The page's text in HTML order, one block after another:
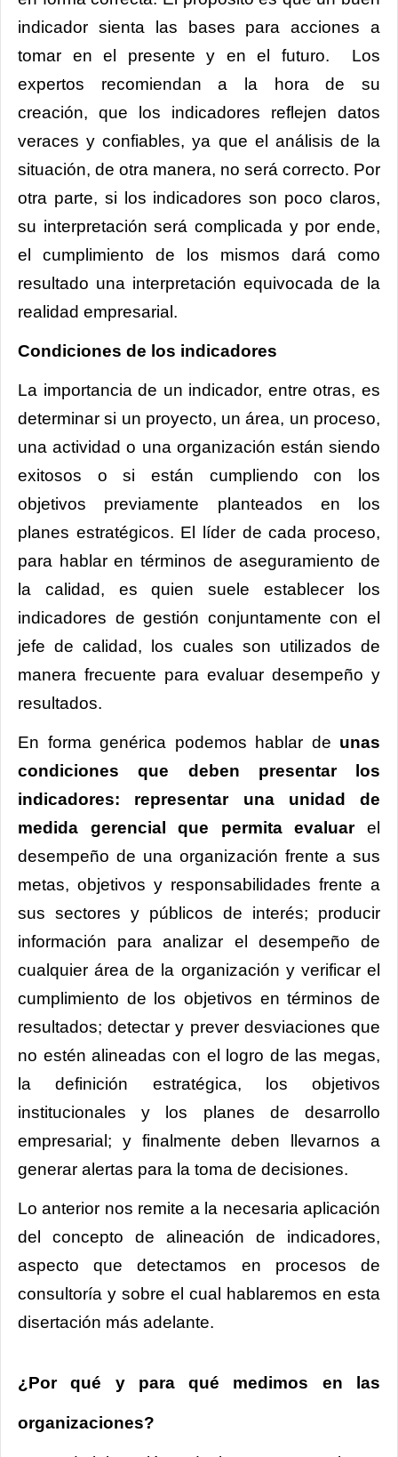
indicador sienta las bases para acciones a
tomar en el presente y en el futuro. Los
expertos recomiendan a la hora de su
creación, que los indicadores reflejen datos
veraces y confiables, ya que el análisis de la
situación, de otra manera, no será correcto. Por
otra parte, si los indicadores son poco claros,
su interpretación será complicada y por ende,
el cumplimiento de los mismos dará como
resultado una interpretación equivocada de la
realidad empresarial.
Condiciones de los indicadores
La importancia de un indicador, entre otras, es
determinar si un proyecto, un área, un proceso,
una actividad o una organización están siendo
exitosos o si están cumpliendo con los
objetivos previamente planteados en los
planes estratégicos. El líder de cada proceso,
para hablar en términos de aseguramiento de
la calidad, es quien suele establecer los
indicadores de gestión conjuntamente con el
jefe de calidad, los cuales son utilizados de
manera frecuente para evaluar desempeño y
resultados.
En forma genérica podemos hablar de unas
condiciones que deben presentar los
indicadores: representar una unidad de
medida gerencial que permita evaluarel
desempeño de una organización frente a sus
metas, objetivos y responsabilidades frente a
sus sectores y públicos de interés; producir
información para analizar el desempeño de
cualquier área de la organización y verificar el
cumplimiento de los objetivos en términos de
resultados; detectar y prever desviaciones que
no estén alineadas con el logro de las megas,
la definición estratégica, los objetivos
institucionales y los planes de desarrollo
empresarial; y finalmente deben llevarnos a
generar alertas para la toma de decisiones.
Lo anterior nos remite a la necesaria aplicación
del concepto de alineación de indicadores,
aspecto que detectamos en procesos de
consultoría y sobre el cual hablaremos en esta
disertación más adelante.
¿Por qué y para qué medimos en las
organizaciones?